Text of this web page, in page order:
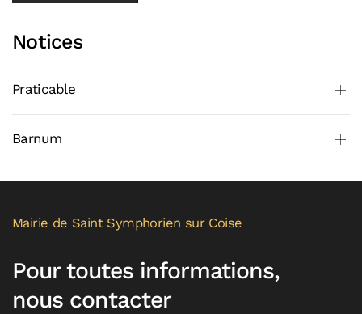
Notices
Praticable
Barnum
Mairie de Saint Symphorien sur Coise
Pour toutes informations,
nous contacter